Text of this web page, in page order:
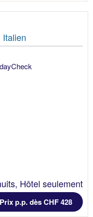
Hôtel seulement
Prix p.p. dès CHF 428